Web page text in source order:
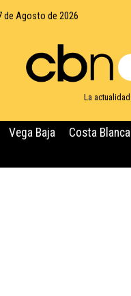
de Agosto de 2026
La
Vega Baja Costa Blanca